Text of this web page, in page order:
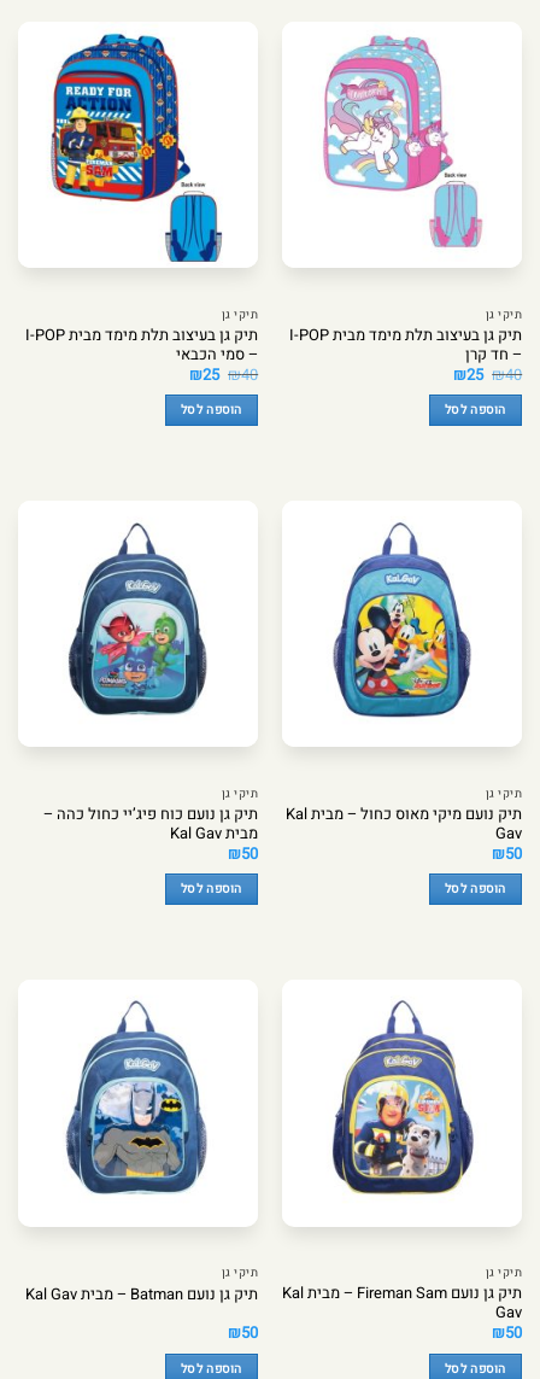
תיקי גן
תיק גן בעיצוב תלת מימד מבית I-POP
– חד קרן
₪40 המחיר
המקורי
היה:
₪40.
₪25 המחיר
הנוכחי
הוא:
₪25.הוספה לסל
תיקי גן
תיק גן בעיצוב תלת מימד מבית I-POP
– סמי הכבאי
₪40 המחיר
המקורי
היה:
₪40.
₪25 המחיר
הנוכחי
הוא:
₪25.הוספה לסל
תיקי גן
תיק נועם מיקי מאוס כחול – מבית Kal
Gav
₪50
הוספה לסל
תיקי גן
תיק גן נועם כוח פיג’יי כחול כהה –
מבית Kal Gav
₪50
הוספה לסל
תיקי גן
תיק גן נועם Fireman Sam – מבית Kal
Gav
₪50
הוספה לסל
תיקי גן
תיק גן נועם Batman – מבית Kal Gav
₪50
הוספה לסל